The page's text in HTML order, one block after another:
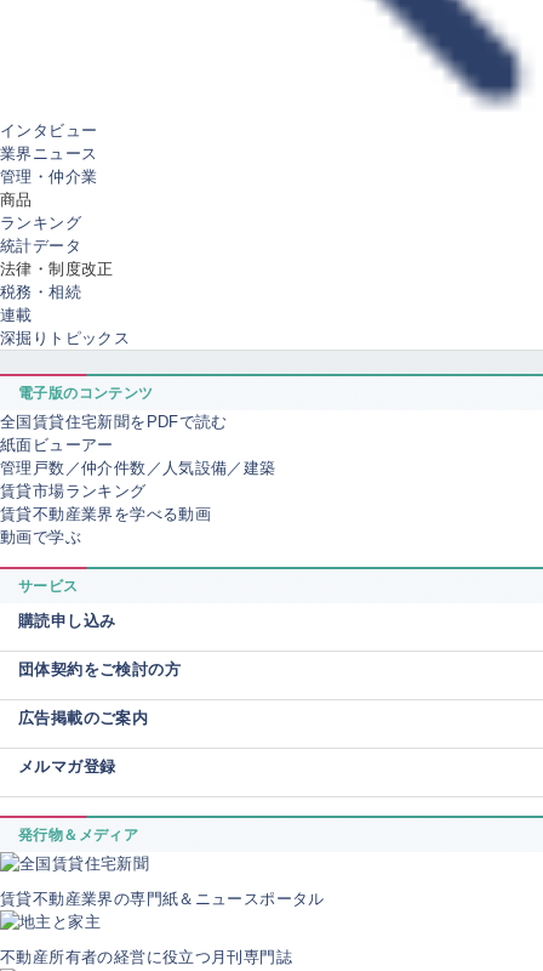
インタビュー
業界ニュース
管理・仲介業
商品
ランキング
統計データ
法律・制度改正
税務・相続
連載
深掘りトピックス
電子版のコンテンツ
全国賃貸住宅新聞をPDFで読む
紙面ビューアー
管理戸数／仲介件数／人気設備／建築
賃貸市場ランキング
賃貸不動産業界を学べる動画
動画で学ぶ
サービス
購読申し込み
団体契約をご検討の方
広告掲載のご案内
メルマガ登録
発行物＆メディア
賃貸不動産業界の専門紙＆ニュースポータル
不動産所有者の経営に役立つ月刊専門誌